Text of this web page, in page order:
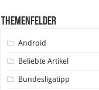
Themenfelder
Android
Beliebte Artikel
Bundesligatipp